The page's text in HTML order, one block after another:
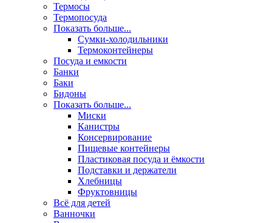
Термосы
Термопосуда
Показать больше...
Сумки-холодильники
Термоконтейнеры
Посуда и емкости
Банки
Баки
Бидоны
Показать больше...
Миски
Канистры
Консервирование
Пищевые контейнеры
Пластиковая посуда и ёмкости
Подставки и держатели
Хлебницы
Фруктовницы
Всё для детей
Ванночки